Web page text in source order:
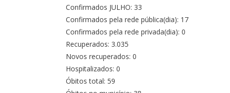
Confirmados JULHO: 33
Confirmados pela rede pública(dia): 17
Confirmados pela rede privada(dia): 0
Recuperados: 3.035
Novos recuperados: 0
Hospitalizados: 0
Óbitos total: 59